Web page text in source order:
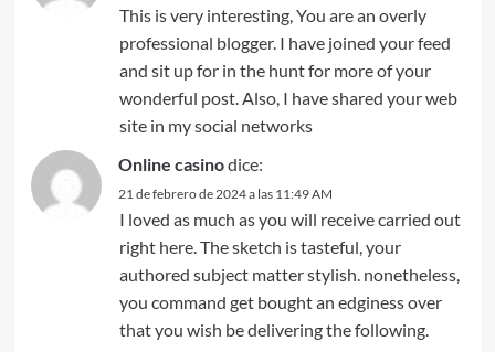
This is very interesting, You are an overly
professional blogger. I have joined your feed
and sit up for in the hunt for more of your
wonderful post. Also, I have shared your web
site in my social networks
Online casinodice:
21 de febrero de 2024 a las 11:49 AM
I loved as much as you will receive carried out
right here. The sketch is tasteful, your
authored subject matter stylish. nonetheless,
you command get bought an edginess over
that you wish be delivering the following.